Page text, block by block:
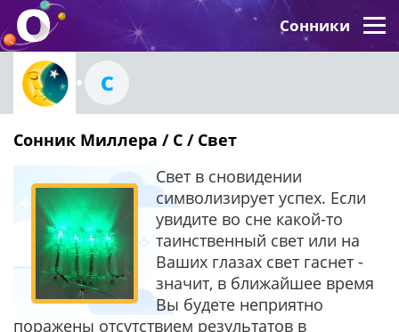
Сонники
С
Сонник Миллера / С / Свет
Свет в сновидении
символизирует успех. Если
увидите во сне какой-то
таинственный свет или на
Ваших глазах свет гаснет -
значит, в ближайшее время
Вы будете неприятно
поражены отсутствием результатов в